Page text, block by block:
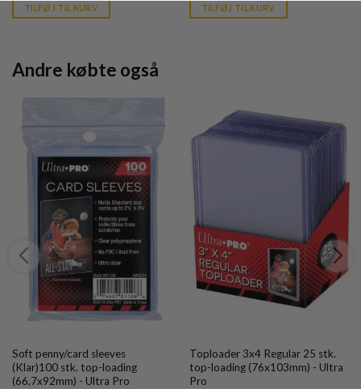
kr. 39,95.
TILFØJ TIL KURV
kr. 39,95.
TILFØJ TIL KURV
Andre købte også
Soft penny/card sleeves
(Klar)100 stk. top-loading
(66,7x92mm) - Ultra Pro
Toploader 3x4 Regular 25 stk.
top-loading (76x103mm) - Ultra
Pro